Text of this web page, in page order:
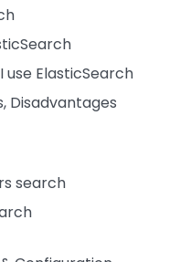
use ElasticSearch
Disadvantages
search